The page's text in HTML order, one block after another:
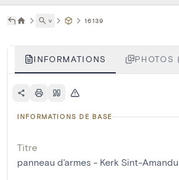
˅ 16139
INFORMATIONS PHOTOS
INFORMATIONS DE BASE
Titre
panneau d'armes - Kerk Sint-